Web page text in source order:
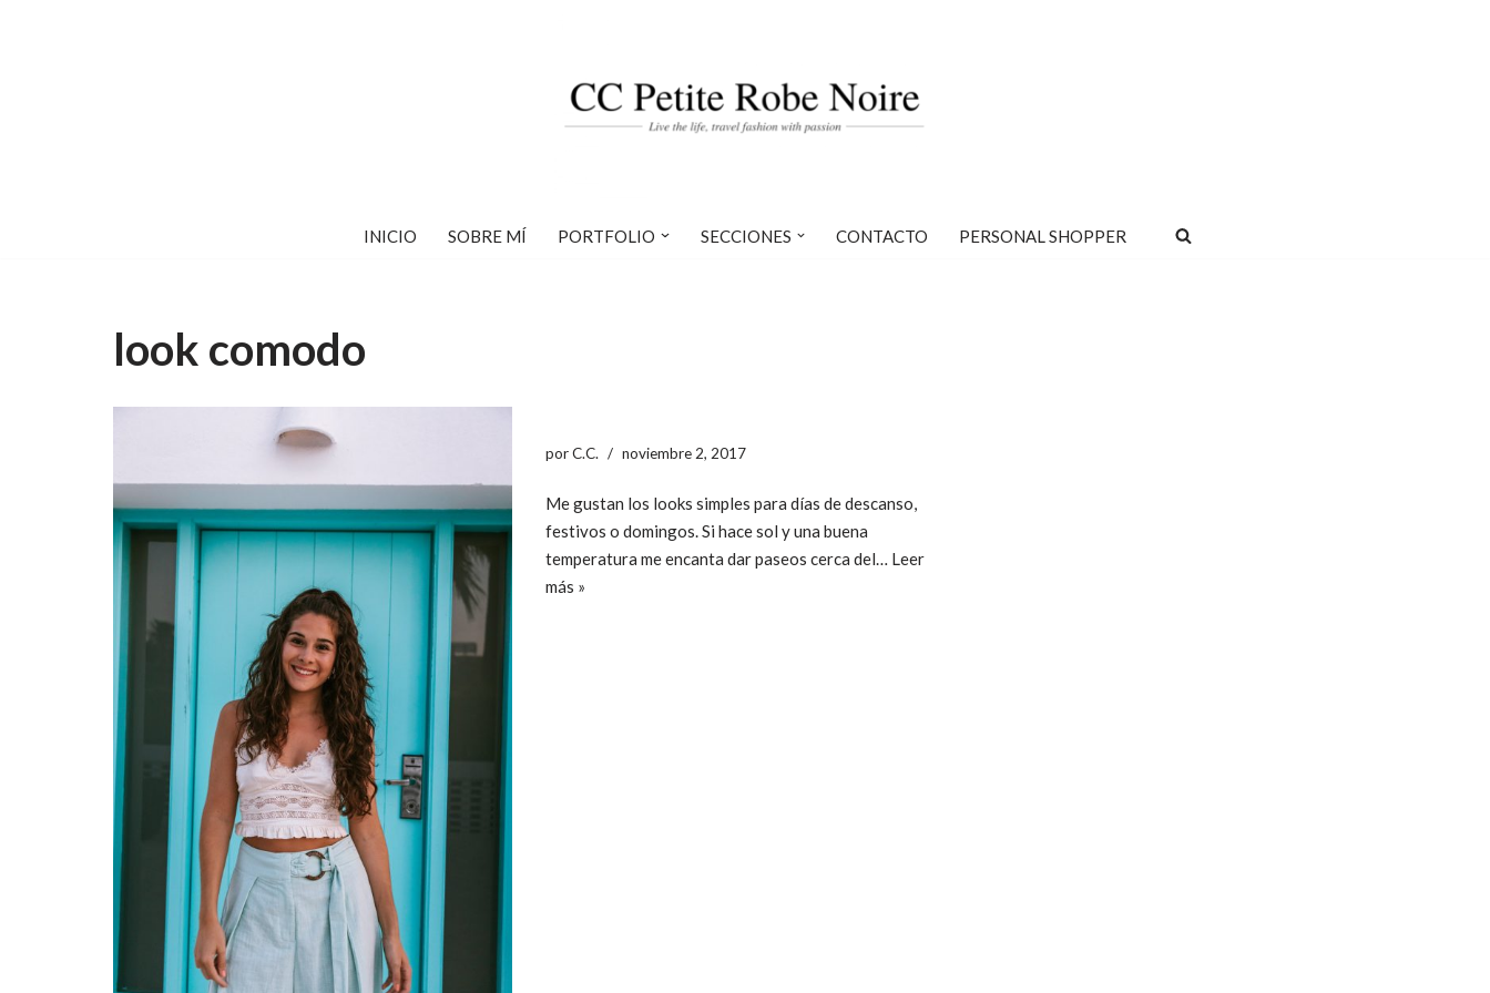
INICIO SOBRE MÍ PORTFOLIO SECCIONES CONTACTO PERSONAL SHOPPER
look comodo
porC.C. noviembre 2, 2017
Me gustan los looks simples para días de descanso,
festivos o domingos. Si hace sol y una buena
temperatura me encanta dar paseos cerca del… Leer
más »